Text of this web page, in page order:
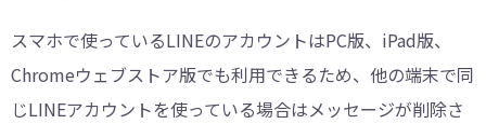
スマホで使っているLINEのアカウントはPC版、iPad版、
Chromeウェブストア版でも利用できるため、他の端末で同
じLINEアカウントを使っている場合はメッセージが削除さ